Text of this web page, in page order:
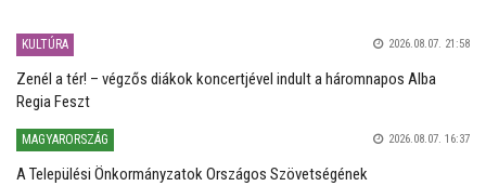
KULTÚRA 2026.08.07. 21:58
Zenél a tér! – végzős diákok koncertjével indult a háromnapos Alba
Regia Feszt
MAGYARORSZÁG 2026.08.07. 16:37
A Települési Önkormányzatok Országos Szövetségének